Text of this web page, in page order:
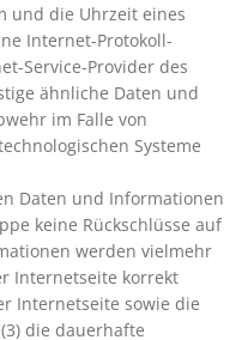
und die Uhrzeit eines
Internet-Protokoll-
Service-Provider des
ähnliche Daten und
im Falle von
Systeme
Daten und Informationen
keine Rückschlüsse auf
werden vielmehr
Internetseite korrekt
Internetseite sowie die
die dauerhafte